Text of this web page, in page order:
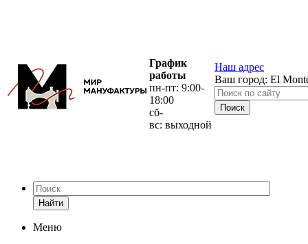
График
работы
пн-пт: 9:00-
18:00
сб-
вс: выходной
Наш адрес
Ваш город: El
Найти
Меню